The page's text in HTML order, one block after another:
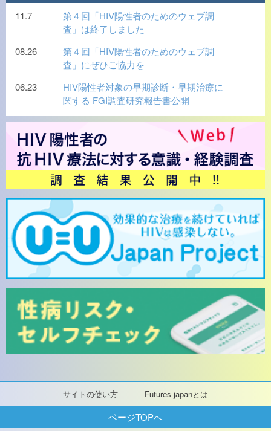
サイトの使い方 Futures japanとは
11.7
第４回「HIV陽性者のためのウェブ調
査」は終了しました
08.26
第４回「HIV陽性者のためのウェブ調
査」にぜひご協力を
06.23
HIV陽性者対象の早期診断・早期治療に
関する FGI調査研究報告書公開
ページTOPへ